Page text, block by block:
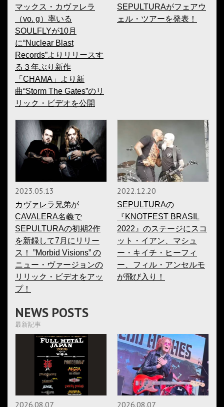
マックス・カヴァレラ
（vo. g）率いる
SOULFLYが10月
に“Nuclear Blast
Records”よりリリースす
る３年ぶり新作
「CHAMA」より新
曲“Storm The Gates”のリ
リック・ビデオを公開
SEPULTURAがフェアウ
ェル・ツアーを発表！
2023.05.13
カヴァレラ兄弟が
CAVALERA名義で
SEPULTURAの初期2作
を新録して7月にリリー
ス！ ”Morbid Visions” の
ニュー・ヴァージョンの
リリック・ビデオをアッ
プ！
2022.12.20
SEPULTURAの
『KNOTFEST BRASIL
2022』のステージにスコ
ット・イアン、マシュ
ー・キイチ・ヒーフィ
ー、フィル・アンセルモ
が飛び入り！
NEWS POSTS
最新記事
2026.08.07 2026.08.07